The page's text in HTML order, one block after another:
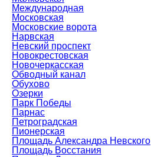
Международная
Московская
Московские ворота
Нарвская
Невский проспект
Новокрестовская
Новочеркасская
Обводный канал
Обухово
Озерки
Парк Победы
Парнас
Петроградская
Пионерская
Площадь Александра Невского
Площадь Восстания